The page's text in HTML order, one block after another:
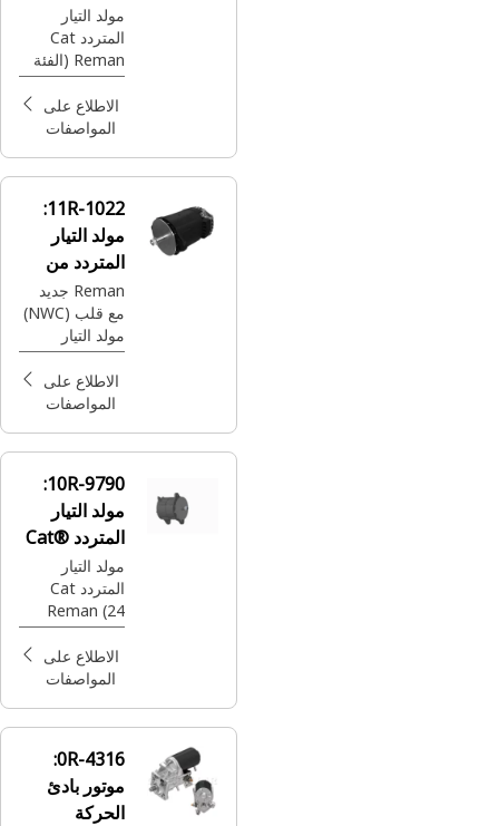
Reman
مولد التيار
المتردد Cat
Reman (الفئة
36 SI) (24
فولت-105
أمبير)
الاطلاع على
المواصفات
11R-1022:
مولد التيار
المتردد من
Cat® Reman
جديد بقطعٍ
أصلية
Reman جديد
مع قلب (NWC)
مولد التيار
المتردد بقدرة
24 فولت من
Cat®
الاطلاع على
المواصفات
10R-9790:
مولد التيار
المتردد Cat®
Reman
مولد التيار
المتردد Cat
Reman (24
فولت-80 أمبير)
الاطلاع على
المواصفات
0R-4316:
موتور بادئ
الحركة